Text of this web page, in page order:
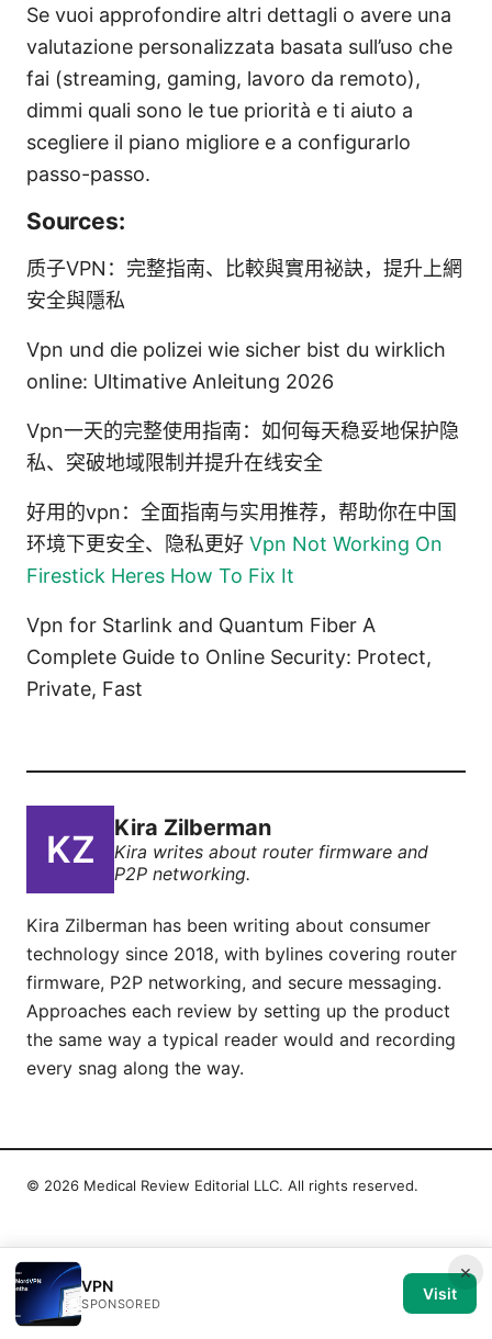
Se vuoi approfondire altri dettagli o avere una
valutazione personalizzata basata sull’uso che
fai (streaming, gaming, lavoro da remoto),
dimmi quali sono le tue priorità e ti aiuto a
scegliere il piano migliore e a configurarlo
passo-passo.
Sources:
质子VPN：完整指南、比較與實用祕訣，提升上網
安全與隱私
Vpn und die polizei wie sicher bist du wirklich
online: Ultimative Anleitung 2026
Vpn一天的完整使用指南：如何每天稳妥地保护隐
私、突破地域限制并提升在线安全
好用的vpn：全面指南与实用推荐，帮助你在中国
环境下更安全、隐私更好 Vpn Not Working On
Firestick Heres How To Fix It
Vpn for Starlink and Quantum Fiber A
Complete Guide to Online Security: Protect,
Private, Fast
Kira Zilberman
Kira writes about router firmware and
P2P networking.
Kira Zilberman has been writing about consumer
technology since 2018, with bylines covering router
firmware, P2P networking, and secure messaging.
Approaches each review by setting up the product
the same way a typical reader would and recording
every snag along the way.
×
VPN
SPONSORED
Visit
© 2026 Medical Review Editorial LLC. All rights reserved.